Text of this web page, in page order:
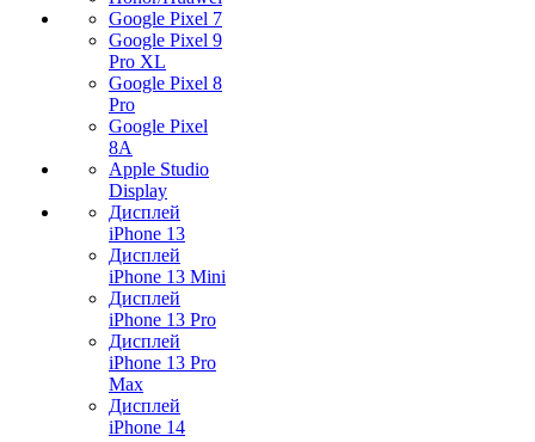
Google Pixel 7
Google Pixel 9
Pro XL
Google Pixel 8
Pro
Google Pixel
8A
Apple Studio
Display
Дисплей
iPhone 13
Дисплей
iPhone 13 Mini
Дисплей
iPhone 13 Pro
Дисплей
iPhone 13 Pro
Max
Дисплей
iPhone 14